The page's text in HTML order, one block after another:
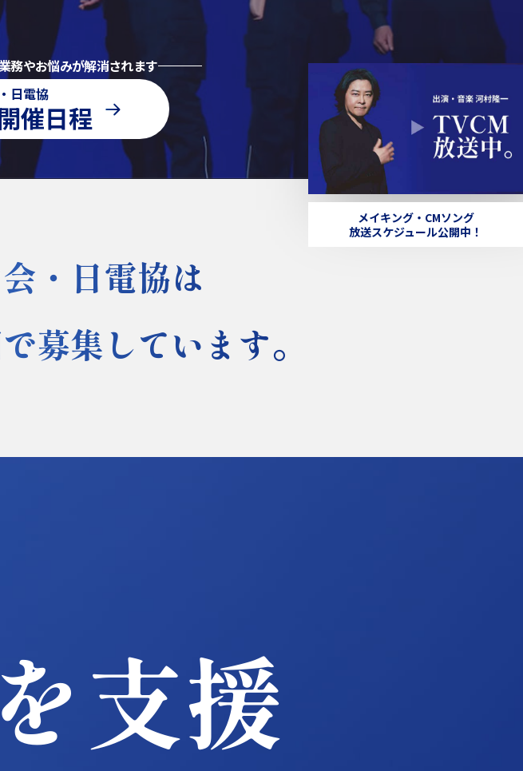
務やお悩みが解消されます
日電協
催日程
メイキング・CMソング
放送スケジュール公開中！
・日電協は
募集しています。
支援